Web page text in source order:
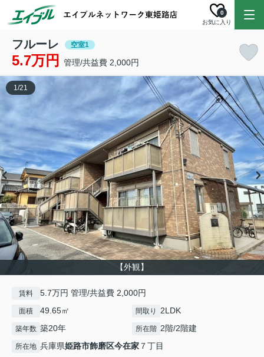
お気に入り
0
フルーレ 空室1
5.7万円 管理/共益費 2,000円
【外観】
1/21
賃料 5.7万円 管理/共益費 2,000円
面積 49.65㎡ 間取り 2LDK
築年数 築20年 所在階 2階/2階建
所在地 兵庫県姫路市飾磨区今在家 ７丁目